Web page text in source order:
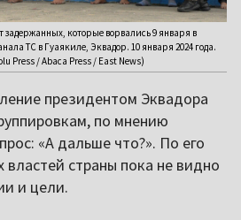
которые ворвались 9 января в
ТС в Гуаякиле, Эквадор. 10 января 2024 года.
Press / Abaca Press / East News)
президентом Эквадора
по мнению
«А дальше что?». По его
страны пока не видно
и цели.